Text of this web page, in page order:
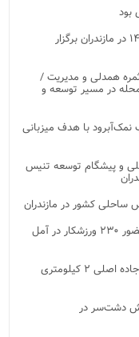
رویدادهای شاخص هنری در نیمه نخست ۱۴۰۵ در مازندران برگزار
همدلی و مدیریت /
در مسیر توسعه و
با هدف میزبانی
و پیشگام توسعه تنیس
رقابت‌های کشتی آزاد پیشکسوتان کشور با حضور ۲۳۰ ورزشکار در آمل
پایان پروژه نیمه‌تمام ۱۵ ساله پارک و تکمیل جاده اصلی ۲ کیلومتری
از ۱۴ روستای بخش دشت‌سر در